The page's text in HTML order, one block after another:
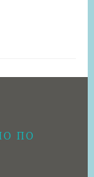
ПО